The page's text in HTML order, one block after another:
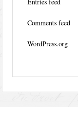
Comments feed
WordPress.org